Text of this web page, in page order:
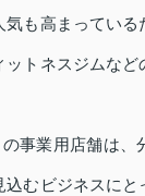
も高まっている
トネスジムなど
事業用店舗は、
むビジネスにと